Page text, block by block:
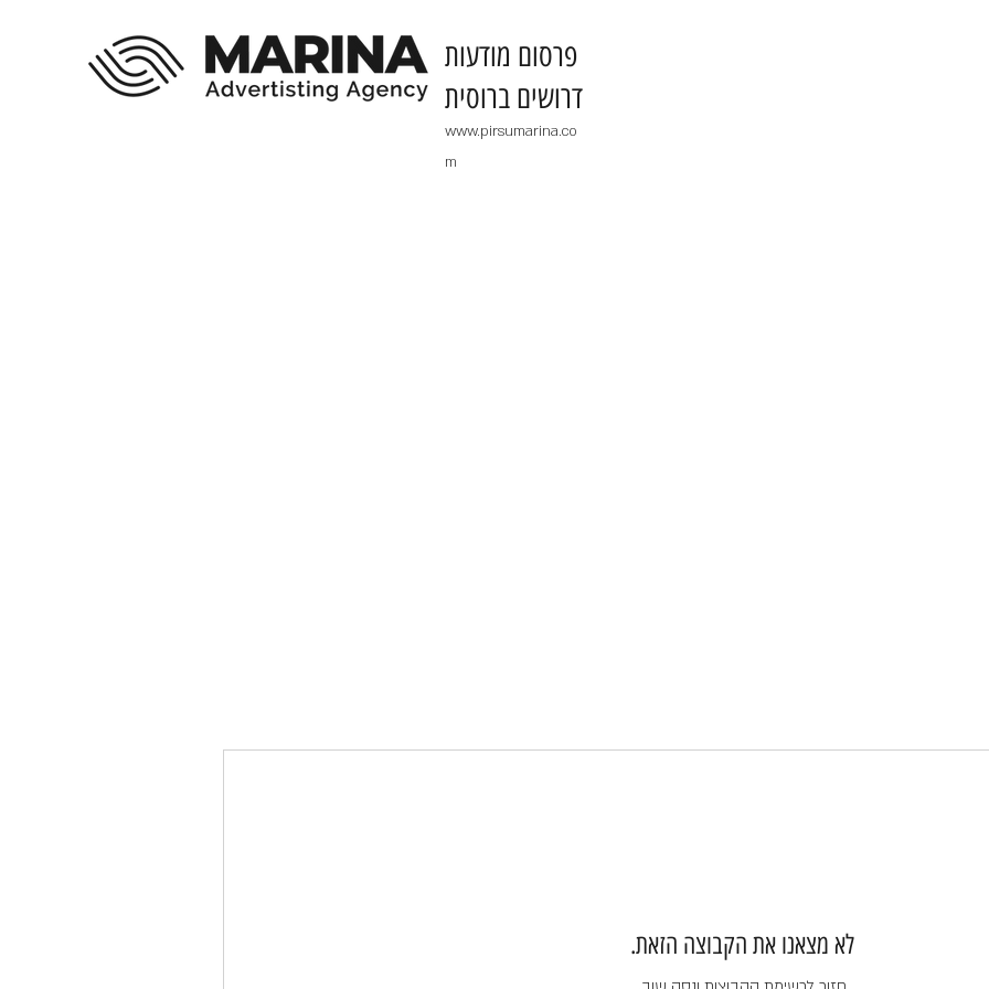
​פרסום מודעות
דרושים ברוסית
www.pirsumarina.co
m
לא מצאנו את הקבוצה הזאת.